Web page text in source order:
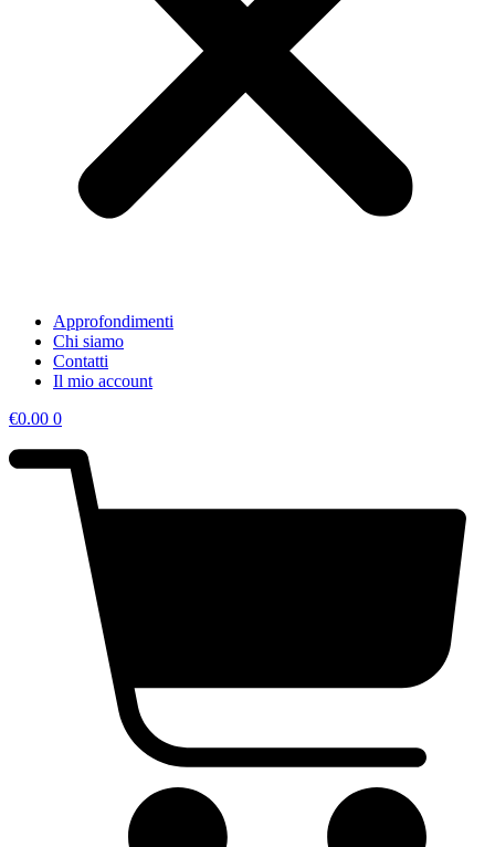
Approfondimenti
Chi siamo
Contatti
Il mio account
€0.00 0